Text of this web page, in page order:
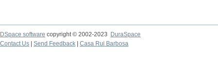
DSpace software copyright © 2002-2023
DuraSpace
Contact Us
Send Feedback Casa Rui Barbosa